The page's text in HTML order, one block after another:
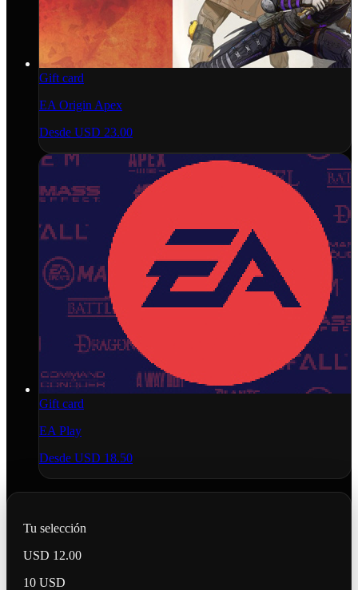
Gift card
EA Origin Apex
Desde USD 23.00
Gift card
EA Play
Desde USD 18.50
Tu selección
USD 12.00
10 USD